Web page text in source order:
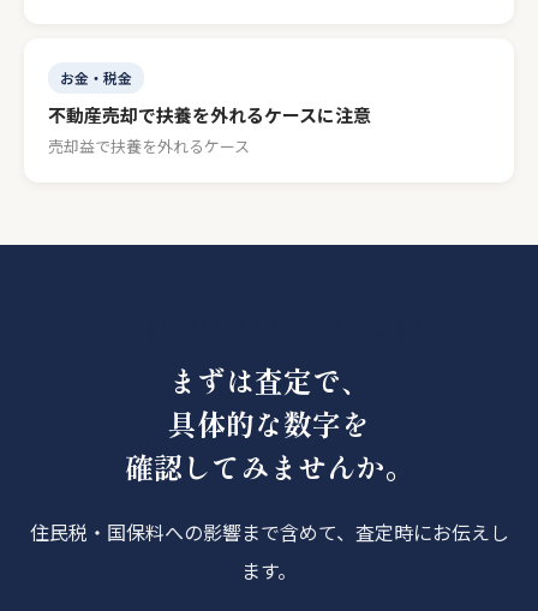
お金・税金
不動産売却で扶養を外れるケースに注意
売却益で扶養を外れるケース
まずは査定で、
具体的な数字を
確認してみませんか。
住民税・国保料への影響まで含めて、査定時にお伝えし
ます。